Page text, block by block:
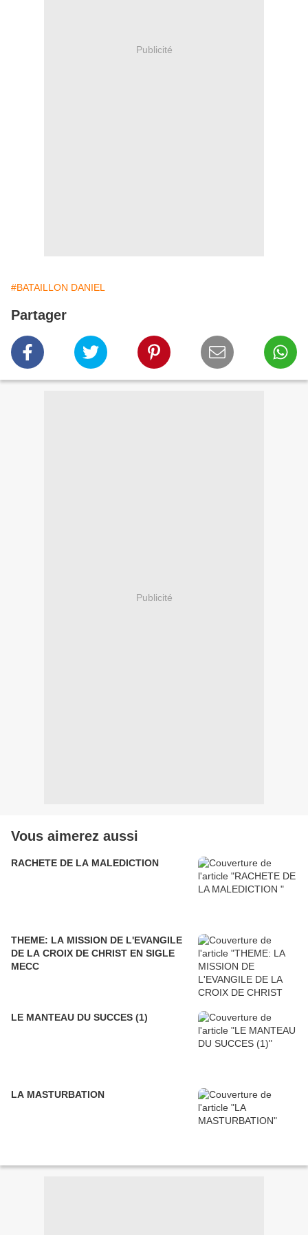
Publicité
#BATAILLON DANIEL
Partager
Publicité
Vous aimerez aussi
RACHETE DE LA MALEDICTION
THEME: LA MISSION DE L'EVANGILE
DE LA CROIX DE CHRIST EN SIGLE
MECC
LE MANTEAU DU SUCCES (1)
LA MASTURBATION